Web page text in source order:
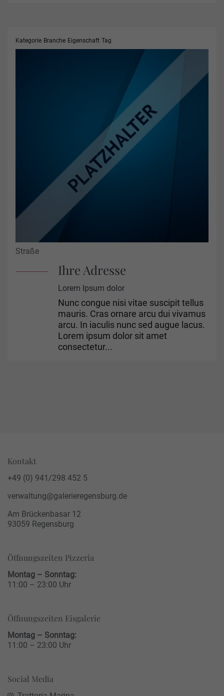
Kategorie Branche Eigenschaft Tag
Straße
Ihre Adresse
Lorem Ipsum dolor
Nunc congue nisi vitae suscipit tellus
mauris. Cras ornare arcu dui vivamus
arcu. In iaculis nunc sed augue lacus.
Lorem ipsum dolor sit amet
consectetur...
Kontakt
+49 (0) 941/298 452 5
verwaltung@galerieregensburg.de
Am Brückenbasar 12
93059 Regensburg
Öffnungszeiten Pizzeria
Montag – Sonntag:
11:00 – 23:00 Uhr
Öffnungszeiten Eisgalerie
Montag – Sonntag:
11:00 – 23:00 Uhr
Social Media